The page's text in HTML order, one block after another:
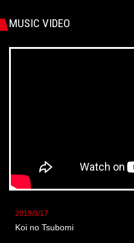
MUSIC VIDEO
2019/9/17
Koi no Tsubomi